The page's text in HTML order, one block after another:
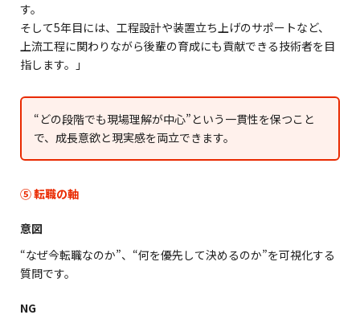
す。
そして5年目には、工程設計や装置立ち上げのサポートなど、
上流工程に関わりながら後輩の育成にも貢献できる技術者を目
指します。」
“どの段階でも現場理解が中心”という一貫性を保つこと
で、成長意欲と現実感を両立できます。
⑤ 転職の軸
意図
“なぜ今転職なのか”、“何を優先して決めるのか”を可視化する
質問です。
NG